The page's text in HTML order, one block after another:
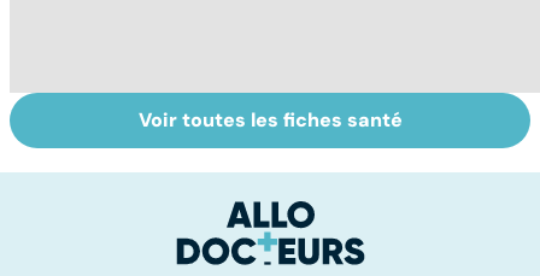
HPV : tout savoir
sur les
Glandes
salivaires : les
glande parotide
Voir toutes les fiches santé